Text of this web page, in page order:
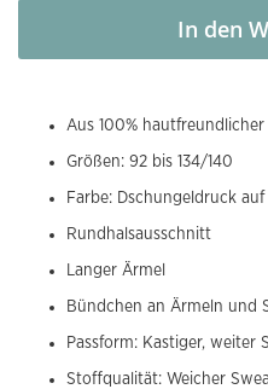
In den
Aus 100%
Größen: 92 bis 134/140
Farbe: Dschungeldruck
Rundhalsausschnitt
Langer Ärmel
Bündchen an Ärmeln und
Passform: Kastiger, weiter
Stoffqualität: Weicher